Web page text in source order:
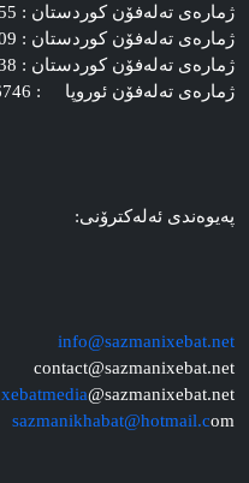
ژماره‌ی ته‌له‌فۆن کوردستان : 07506206655 (00964)
ژماره‌ی ته‌له‌فۆن کوردستان : 07504687209 (00964)
ژماره‌ی ته‌له‌فۆن کوردستان : 07504497138 (00964)
ژماره‌ی ته‌له‌فۆن ئوروپا : 0767676746 (0046)
په‌یوه‌ندی ئه‌له‌کترۆنی:
info@sazmanixebat.net
contact@sazmanixebat.net
xebatmedia@sazmanixebat.net
sazmanikhabat@hotmail.com